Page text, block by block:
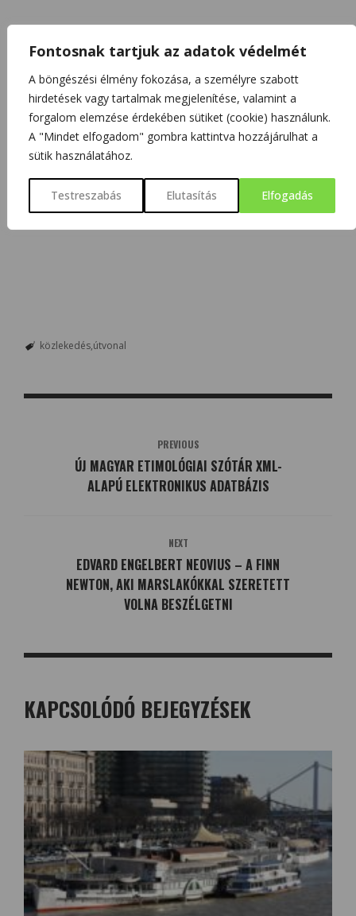
Fontosnak tartjuk az adatok védelmét
A böngészési élmény fokozása, a személyre szabott
hirdetések vagy tartalmak megjelenítése, valamint a
forgalom elemzése érdekében sütiket (cookie) használunk.
A "Mindet elfogadom" gombra kattintva hozzájárulhat a
sütik használatához.
Testreszabás Elutasítás Elfogadás
közlekedés útvonal
PREVIOUS
ÚJ MAGYAR ETIMOLÓGIAI SZÓTÁR XML-
ALAPÚ ELEKTRONIKUS ADATBÁZIS
NEXT
EDVARD ENGELBERT NEOVIUS – A FINN
NEWTON, AKI MARSLAKÓKKAL SZERETETT
VOLNA BESZÉLGETNI
KAPCSOLÓDÓ BEJEGYZÉSEK